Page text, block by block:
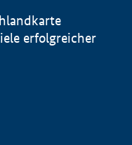
erfolgreicher